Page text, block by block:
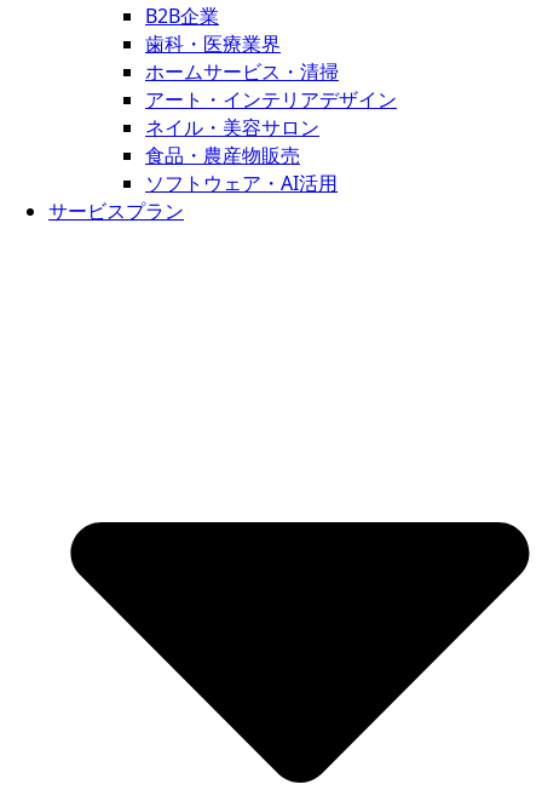
B2B企業
歯科・医療業界
ホームサービス・清掃
アート・インテリアデザイン
ネイル・美容サロン
食品・農産物販売
ソフトウェア・AI活用
サービスプラン